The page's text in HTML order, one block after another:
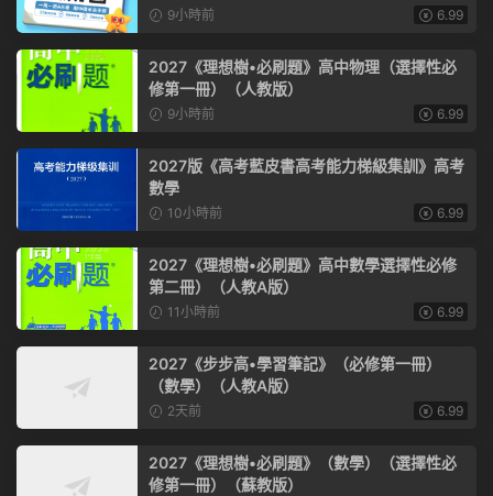
9小時前 6.99
2027《理想樹•必刷題》高中物理（選擇性必
修第一冊）（人教版）
9小時前 6.99
2027版《高考藍皮書高考能力梯級集訓》高考
數學
10小時前 6.99
2027《理想樹•必刷題》高中數學選擇性必修
第二冊）（人教A版）
11小時前 6.99
2027《步步高•學習筆記》（必修第一冊）
（數學）（人教A版）
2天前 6.99
2027《理想樹•必刷題》（數學）（選擇性必
修第一冊）（蘇教版）